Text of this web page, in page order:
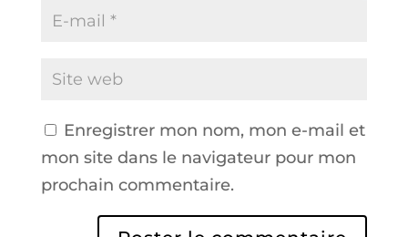
Enregistrer mon nom, mon e-mail et
mon site dans le navigateur pour mon
prochain commentaire.